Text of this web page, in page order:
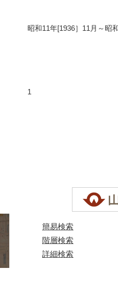
昭和11年[1936］11月～昭
1
簡易検索
階層検索
詳細検索